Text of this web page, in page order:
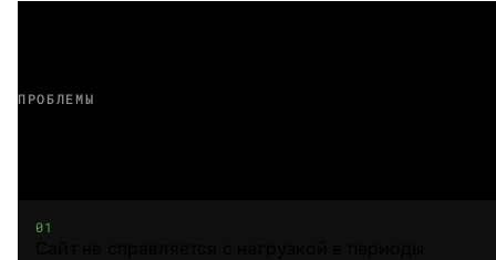
ПРОБЛЕМЫ
01